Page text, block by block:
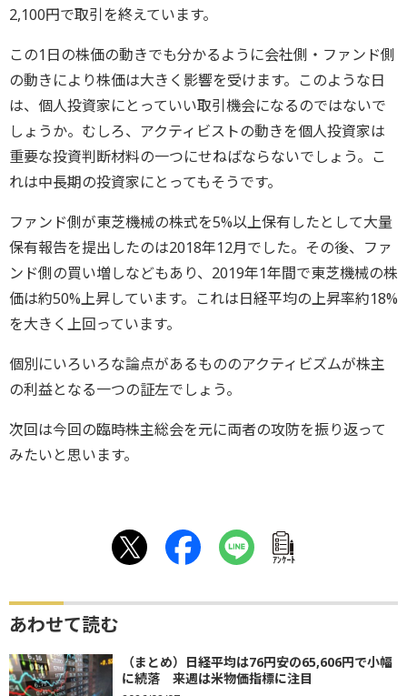
2,100円で取引を終えています。
この1日の株価の動きでも分かるように会社側・ファンド側
の動きにより株価は大きく影響を受けます。このような日
は、個人投資家にとっていい取引機会になるのではないで
しょうか。むしろ、アクティビストの動きを個人投資家は
重要な投資判断材料の一つにせねばならないでしょう。こ
れは中長期の投資家にとってもそうです。
ファンド側が東芝機械の株式を5%以上保有したとして大量
保有報告を提出したのは2018年12月でした。その後、ファ
ンド側の買い増しなどもあり、2019年1年間で東芝機械の株
価は約50%上昇しています。これは日経平均の上昇率約18%
を大きく上回っています。
個別にいろいろな論点があるもののアクティビズムが株主
の利益となる一つの証左でしょう。
次回は今回の臨時株主総会を元に両者の攻防を振り返って
みたいと思います。
ｱﾝｹｰﾄ
あわせて読む
（まとめ）日経平均は76円安の65,606円で小幅
に続落 来週は米物価指標に注目